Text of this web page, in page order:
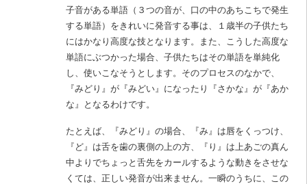
子音がある単語（３つの音が、口の中のあちこちで発生
する単語）をきれいに発音する事は、１歳半の子供たち
にはかなり高度な技となります。また、こうした高度な
単語にぶつかった場合、子供たちはその単語を単純化
し、使いこなそうとします。そのプロセスのなかで、
『みどり』が『みどい』になったり『さかな』が『あか
な』となるわけです。
たとえば、『みどり』の場合、『み』は唇をくっつけ、
『ど』は舌を歯の裏側の上の方、『り』は上あごの真ん
中よりでちょっと舌先をカールするような動きをさせな
くては、正しい発音が出来ません。一瞬のうちに、この